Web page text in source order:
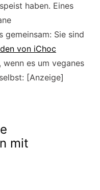
haben. Eines
gemeinsam: Sie sind
von iChoc
es um veganes
[Anzeige]
mit